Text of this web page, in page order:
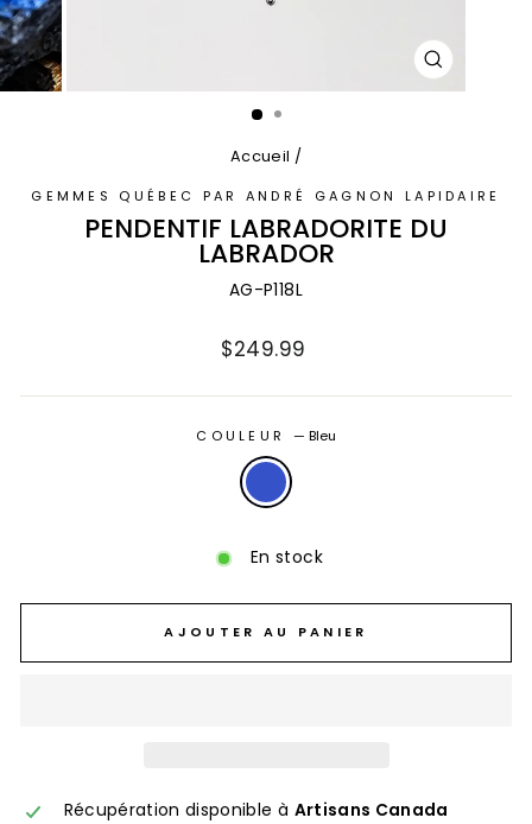
FERMER
(ESC)
Accueil /
GEMMES QUÉBEC PAR ANDRÉ GAGNON LAPIDAIRE
PENDENTIF LABRADORITE DU
LABRADOR
AG-P118L
Prix
$249.99
COULEUR — Bleu
En stock
AJOUTER AU PANIER
Récupération disponible à Artisans Canada